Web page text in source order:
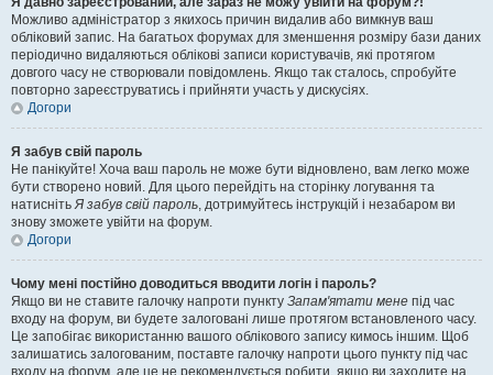
Можливо адміністратор з якихось причин видалив або вимкнув ваш
обліковий запис. На багатьох форумах для зменшення розміру бази даних
періодично видаляються облікові записи користувачів, які протягом
довгого часу не створювали повідомлень. Якщо так сталось, спробуйте
повторно зареєструватись і прийняти участь у дискусіях.
Догори
Я забув свій пароль
Не панікуйте! Хоча ваш пароль не може бути відновлено, вам легко може
бути створено новий. Для цього перейдіть на сторінку логування та
натиснітьЯ забув свій пароль, дотримуйтесь інструкцій і незабаром ви
знову зможете увійти на форум.
Догори
Чому мені постійно доводиться вводити логін і пароль?
Якщо ви не ставите галочку напроти пункту Запам'ятати мене під час
входу на форум, ви будете залоговані лише протягом встановленого часу.
Це запобігає використанню вашого облікового запису кимось іншим. Щоб
залишатись залогованим, поставте галочку напроти цього пункту під час
входу на форум, але це не рекомендується робити, якщо ви заходите на